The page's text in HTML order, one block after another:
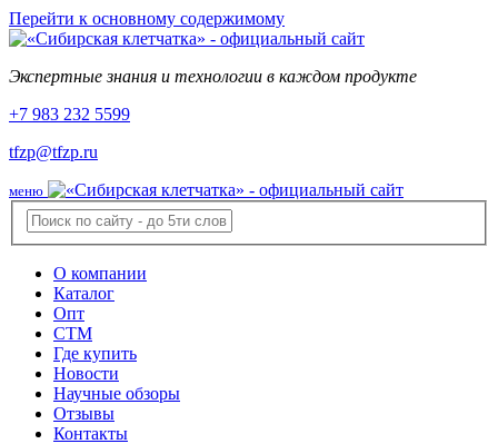
Перейти к основному содержимому
Экспертные знания и технологии в каждом продукте
+7 983 232 5599
tfzp@tfzp.ru
меню
О компании
Каталог
Опт
СТМ
Где купить
Новости
Научные обзоры
Отзывы
Контакты